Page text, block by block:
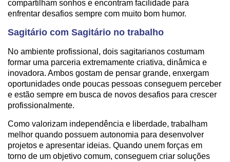
compartilham sonhos e encontram facilidade para
enfrentar desafios sempre com muito bom humor.
Sagitário com Sagitário no trabalho
No ambiente profissional, dois sagitarianos costumam
formar uma parceria extremamente criativa, dinâmica e
inovadora. Ambos gostam de pensar grande, enxergam
oportunidades onde poucas pessoas conseguem perceber
e estão sempre em busca de novos desafios para crescer
profissionalmente.
Como valorizam independência e liberdade, trabalham
melhor quando possuem autonomia para desenvolver
projetos e apresentar ideias. Quando unem forças em
torno de um objetivo comum, conseguem criar soluções